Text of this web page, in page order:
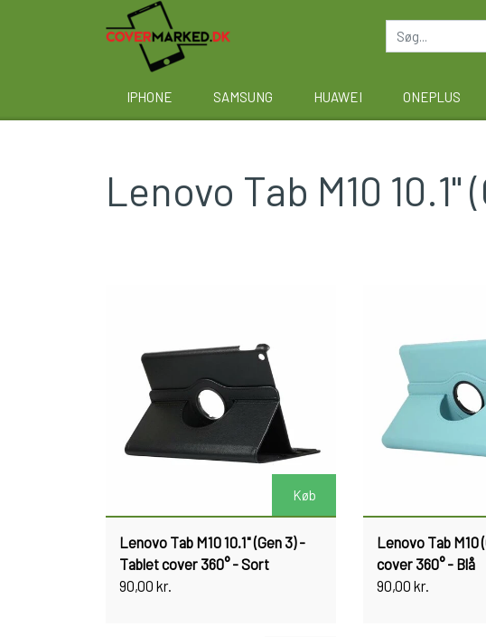
IPHONE SAMSUNG HUAWEI ONEPLUS
Lenovo Tab M10 10.1"
Køb
Lenovo Tab M10 10.1" (Gen 3) -
Tablet cover 360° - Sort
90,00 kr.
Lenovo Tab M10
cover 360° - Blå
90,00 kr.